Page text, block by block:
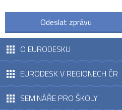
O EURODESKU
EURODESK V REGIONECH ČR
SEMINÁŘE PRO ŠKOLY